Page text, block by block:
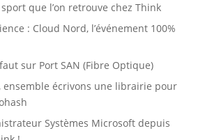
que l’on retrouve chez Think
: Cloud Nord, l’événement 100%
sur Port SAN (Fibre Optique)
ensemble écrivons une librairie pour
Systèmes Microsoft depuis